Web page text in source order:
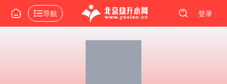
导航 登录